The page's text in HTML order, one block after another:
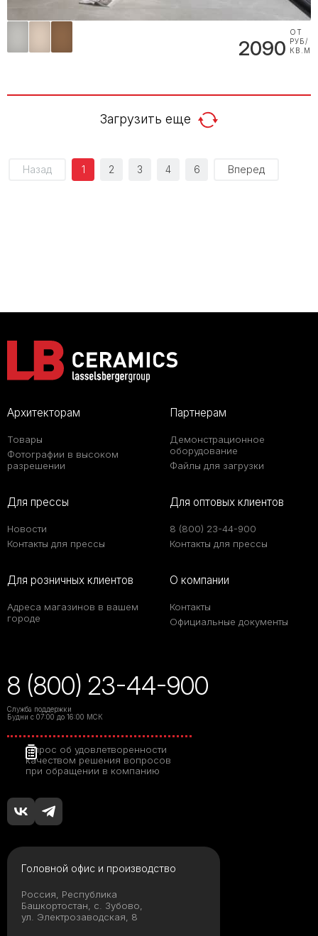
2090
ОТ
РУБ/
КВ.М
Загрузить еще
Назад 1 2 3 4 6 Вперед
Архитекторам
Товары
Фотографии в высоком
разрешении
Партнерам
Демонстрационное
оборудование
Файлы для загрузки
Для прессы
Новости
Контакты для прессы
Для оптовых клиентов
8 (800) 23-44-900
Контакты для прессы
Для розничных клиентов
Адреса магазинов в вашем
городе
О компании
Контакты
Официальные документы
8 (800) 23-44-900
Служба поддержки
Будни с 07:00 до 16:00 МСК
Опрос об удовлетворенности
качеством решения вопросов
при обращении в компанию
Головной офис и производство
Россия, Республика
Башкортостан, с. Зубово,
ул. Электрозаводская, 8